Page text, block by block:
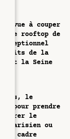
vue à couper
le rooftop de
toits de la
et la Seine
le
pour prendre
le
parisien ou
un cadre